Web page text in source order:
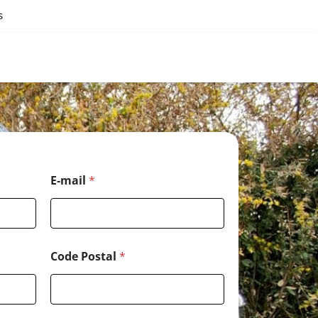
E-mail *
Code Postal *